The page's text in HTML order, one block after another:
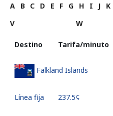
A B C D E F G H I J K
V
W
Destino Tarifa/minuto
Falkland Islands
Línea fija ⁦237.5¢⁩